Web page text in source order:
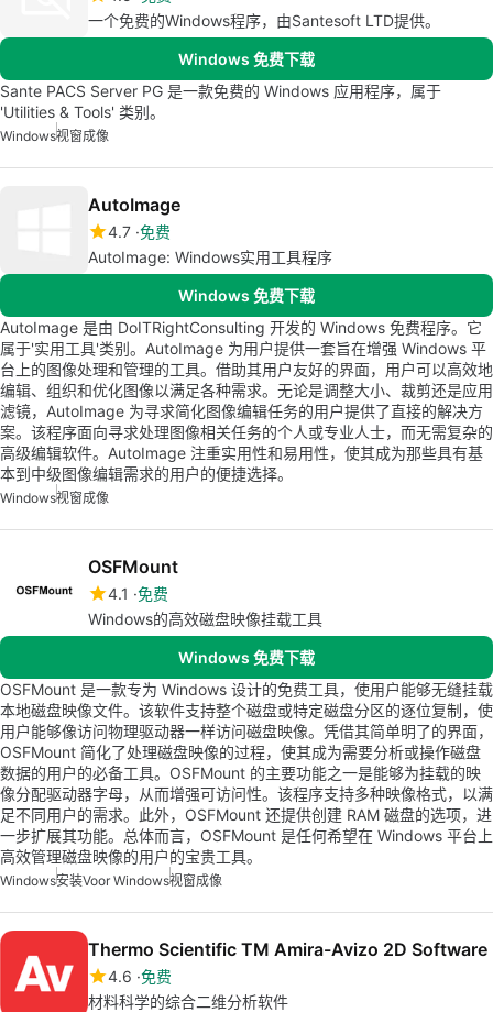
一个免费的Windows程序，由Santesoft LTD提供。
Windows 免费下载
Sante PACS Server PG 是一款免费的 Windows 应用程序，属于
'Utilities & Tools' 类别。
Windows视窗成像
AutoImage
4.7 免费
AutoImage: Windows实用工具程序
Windows 免费下载
AutoImage 是由 DoITRightConsulting 开发的 Windows 免费程序。它
属于'实用工具'类别。AutoImage 为用户提供一套旨在增强 Windows 平
台上的图像处理和管理的工具。借助其用户友好的界面，用户可以高效地
编辑、组织和优化图像以满足各种需求。无论是调整大小、裁剪还是应用
滤镜，AutoImage 为寻求简化图像编辑任务的用户提供了直接的解决方
案。该程序面向寻求处理图像相关任务的个人或专业人士，而无需复杂的
高级编辑软件。AutoImage 注重实用性和易用性，使其成为那些具有基
本到中级图像编辑需求的用户的便捷选择。
Windows视窗成像
OSFMount
4.1 免费
Windows的高效磁盘映像挂载工具
Windows 免费下载
OSFMount 是一款专为 Windows 设计的免费工具，使用户能够无缝挂载
本地磁盘映像文件。该软件支持整个磁盘或特定磁盘分区的逐位复制，使
用户能够像访问物理驱动器一样访问磁盘映像。凭借其简单明了的界面，
OSFMount 简化了处理磁盘映像的过程，使其成为需要分析或操作磁盘
数据的用户的必备工具。OSFMount 的主要功能之一是能够为挂载的映
像分配驱动器字母，从而增强可访问性。该程序支持多种映像格式，以满
足不同用户的需求。此外，OSFMount 还提供创建 RAM 磁盘的选项，进
一步扩展其功能。总体而言，OSFMount 是任何希望在 Windows 平台上
高效管理磁盘映像的用户的宝贵工具。
Windows安装Voor Windows视窗成像
Thermo Scientific TM Amira-Avizo 2D Software
4.6 免费
材料科学的综合二维分析软件